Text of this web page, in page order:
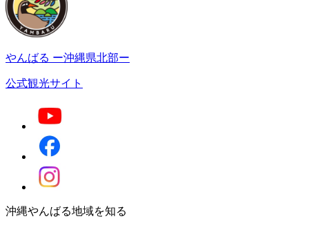
やんばる ー沖縄県北部ー
公式観光サイト
沖縄やんばる地域を知る